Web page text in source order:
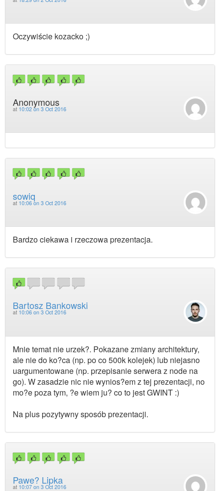
Oczywiście kozacko ;)
Anonymous
at 10:02 on 3 Oct 2016
sowiq
at 10:06 on 3 Oct 2016
Bardzo ciekawa i rzeczowa prezentacja.
Bartosz Bankowski
at 10:06 on 3 Oct 2016
Mnie temat nie urzek?. Pokazane zmiany architektury,
ale nie do ko?ca (np. po co 500k kolejek) lub niejasno
uargumentowane (np. przepisanie serwera z node na
go). W zasadzie nic nie wynios?em z tej prezentacji, no
mo?e poza tym, ?e wiem ju? co to jest GWINT :)
Na plus pozytywny sposób prezentacji.
Pawe? Lipka
at 10:07 on 3 Oct 2016